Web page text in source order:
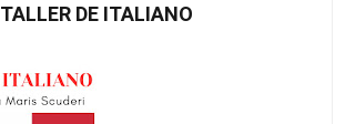
TALLER DE ITALIANO